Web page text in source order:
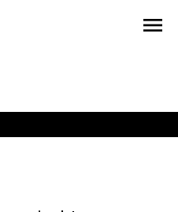
menu